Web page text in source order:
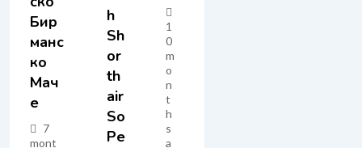
Бир
Манс
Ко
Мач
Е
7
mont
H
Sh
Or
Th
Air
So
Pe
1
0
m
o
n
t
h
s
a